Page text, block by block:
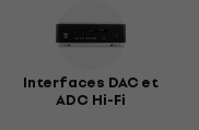
Interfaces DAC et
ADC Hi-Fi